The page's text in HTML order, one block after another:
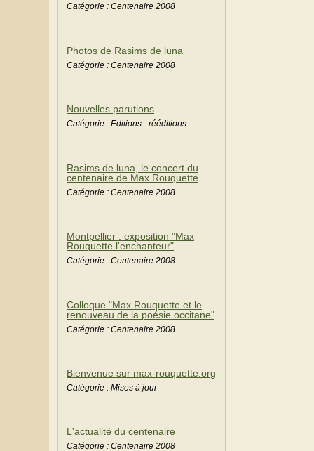
Catégorie : Centenaire 2008
Photos de Rasims de luna
Catégorie : Centenaire 2008
Nouvelles parutions
Catégorie : Editions - rééditions
Rasims de luna, le concert du
centenaire de Max Rouquette
Catégorie : Centenaire 2008
Montpellier : exposition "Max
Rouquette l'enchanteur"
Catégorie : Centenaire 2008
Colloque "Max Rouquette et le
renouveau de la poésie occitane"
Catégorie : Centenaire 2008
Bienvenue sur max-rouquette.org
Catégorie : Mises à jour
L'actualité du centenaire
Catégorie : Centenaire 2008